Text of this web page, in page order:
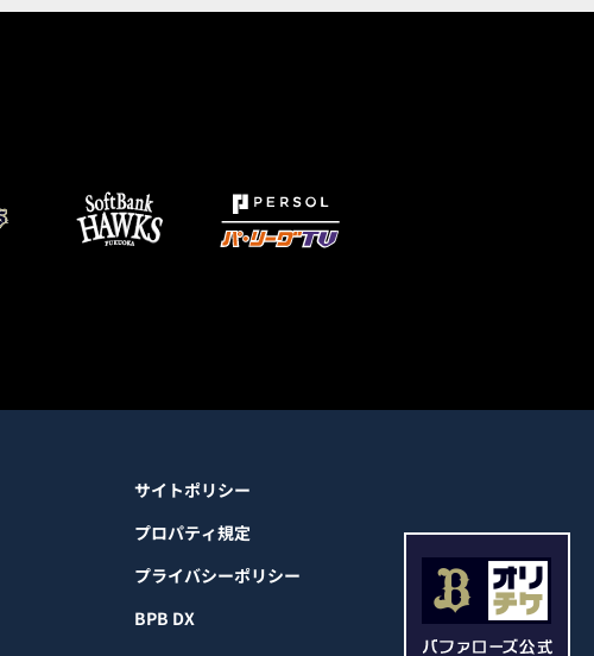
サイトポリシー
プロパティ規定
プライバシーポリシー
BPB DX